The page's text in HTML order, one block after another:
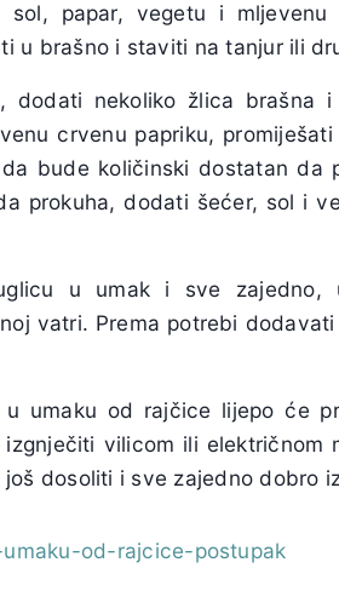
papar, vegetu i mljevenu
u brašno i staviti na tanjur ili
dodati nekoliko žlica brašna
crvenu papriku,
bude količinski dostatan da
prokuha, dodati šećer, sol i
u umak i sve zajedno,
vatri. Prema potrebi
umaku od rajčice lijepo će
vilicom ili električnom
dosoliti i sve zajedno dobro